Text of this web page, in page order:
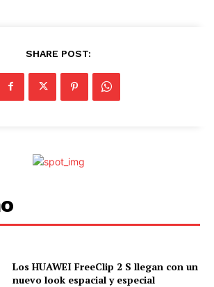
SHARE POST:
Los HUAWEI FreeClip 2 S llegan con un
nuevo look espacial y especial